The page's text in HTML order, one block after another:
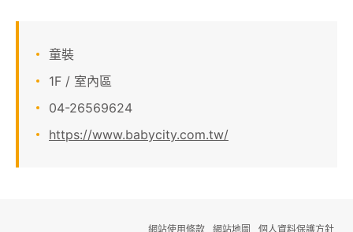
童裝
1F / 室內區
04-26569624
https://www.babycity.com.tw/
網站使用條款 網站地圖 個人資料保護方針